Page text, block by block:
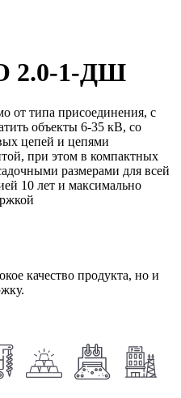
1-ДШ
от типа присоединения, с
объекты 6-35 кВ, со
цепей и цепями
при этом в компактных
размерами для всей
10 лет и максимально
качество продукта, но и